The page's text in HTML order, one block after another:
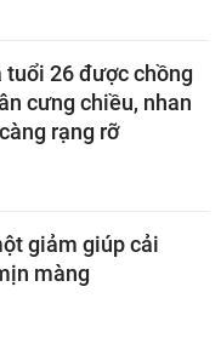
tuổi 26 được chồng
cưng chiều, nhan
rạng rỡ
giảm giúp cải
màng